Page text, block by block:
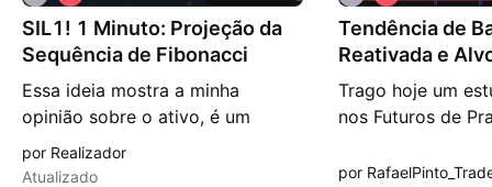
SIL1! 1 Minuto: Projeção da
Sequência de Fibonacci
Essa ideia mostra a minha
opinião sobre o ativo, é um
estudo para debate e não deve
ser usado como entrada. Só
i
é
d
b
a
x
a
por Realizador
Atualizado
Tendência de
Reativada e
dos 50.485
Trago hoje um
nos Futuros de
vendedora
i
é
s
d
b
a
a
por